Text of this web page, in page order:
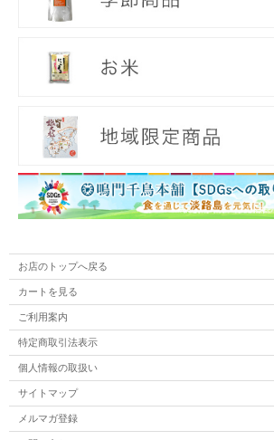
お店のトップへ戻る
カートを見る
ご利用案内
特定商取引法表示
個人情報の取扱い
サイトマップ
メルマガ登録